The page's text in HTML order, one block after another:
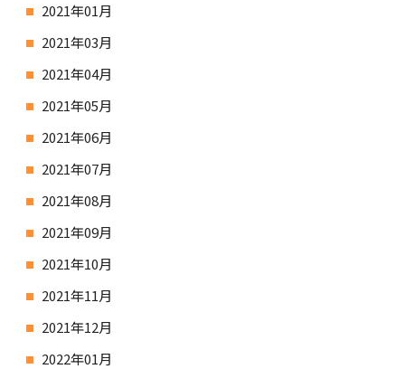
2021年01月
2021年03月
2021年04月
2021年05月
2021年06月
2021年07月
2021年08月
2021年09月
2021年10月
2021年11月
2021年12月
2022年01月